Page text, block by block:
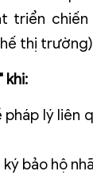
triển chiến
thị
khi:
lý liên
bảo hộ